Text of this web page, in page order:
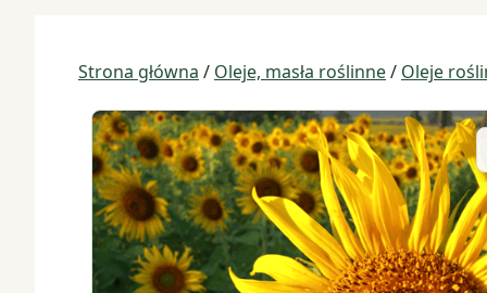
Strona główna / Oleje, masła roślinne/ Oleje